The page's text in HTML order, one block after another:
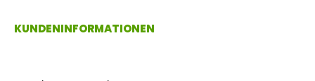
KUNDENINFORMATIONEN